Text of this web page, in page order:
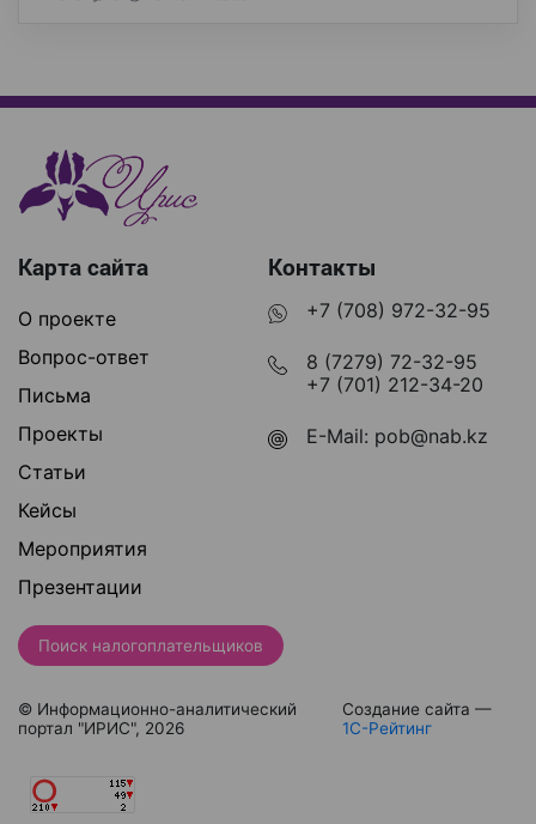
Карта сайта
О проекте
Вопрос-ответ
Письма
Проекты
Статьи
Кейсы
Мероприятия
Презентации
Контакты
+7 (708) 972-32-95
8 (7279) 72-32-95
+7 (701) 212-34-20
E-Mail: pob@nab.kz
Поиск налогоплательщиков
© Информационно-аналитический
портал "ИРИС", 2026
Создание сайта —
1С-Рейтинг